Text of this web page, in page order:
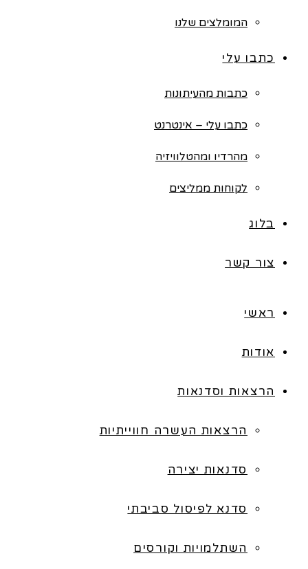
המומלצים שלנו
כתבו עלי
כתבות מהעיתונות
כתבו עלי – אינטרנט
מהרדיו ומהטלוויזיה
לקוחות ממליצים
בלוג
צור קשר
ראשי
אודות
הרצאות וסדנאות
הרצאות העשרה חווייתיות
סדנאות יצירה
סדנא לפיסול סביבתי
השתלמויות וקורסים